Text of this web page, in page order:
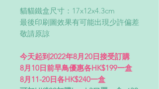
貓貓鐵盒尺寸：17x12x4.3cm
最後印刷圖效果有可能出現少許偏差
敬請原諒
今天起到2022年8月20日接受訂購
8月10日前早鳥優惠各HK$199一盒
8月11-20日各HK$240一盒